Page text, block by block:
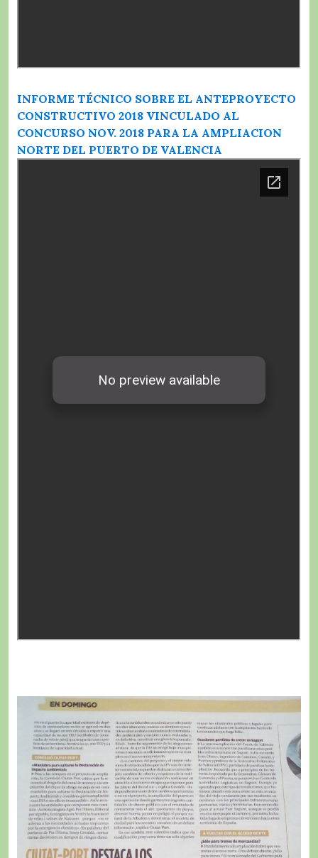
INFORME TÉCNICO SOBRE EL ANTEPROYECTO
CONSTRUCTIVO 2018 VINCULADO AL
CONCURSO NOV. 2018 PARA LA AMPLIACION
NORTE DEL PUERTO DE VALENCIA